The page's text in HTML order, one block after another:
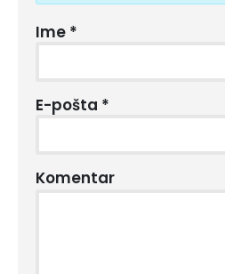
Ime *
E-pošta *
Komentar